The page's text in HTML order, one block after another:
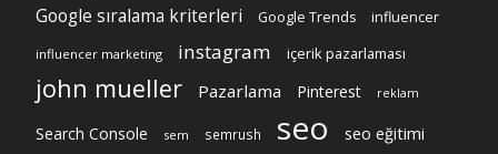
Google sıralama kriterleri Google Trends influencer
influencer marketing instagram içerik pazarlaması
john mueller Pazarlama Pinterest reklam
Search Console sem semrush seo seo eğitimi